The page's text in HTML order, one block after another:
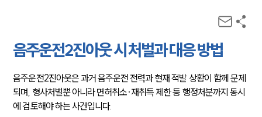
음주운전2진아웃 시 처벌과 대응 방법
음주운전2진아웃은 과거 음주운전 전력과 현재 적발 상황이 함께 문제
되며, 형사처벌뿐 아니라 면허취소·재취득 제한 등 행정처분까지 동시
에 검토해야 하는 사건입니다.